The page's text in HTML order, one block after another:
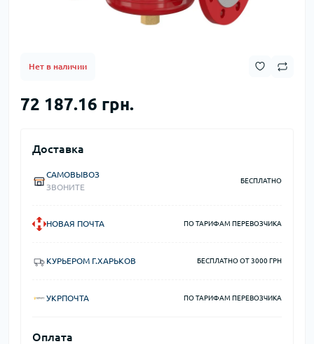
Нет в наличии
72 187.16 грн.
Доставка
САМОВЫВОЗ
ЗВОНИТЕ
БЕСПЛАТНО
НОВАЯ ПОЧТА ПО ТАРИФАМ ПЕРЕВОЗЧИКА
КУРЬЕРОМ Г.ХАРЬКОВ БЕСПЛАТНО ОТ 3000 ГРН
УКРПОЧТА ПО ТАРИФАМ ПЕРЕВОЗЧИКА
Оплата